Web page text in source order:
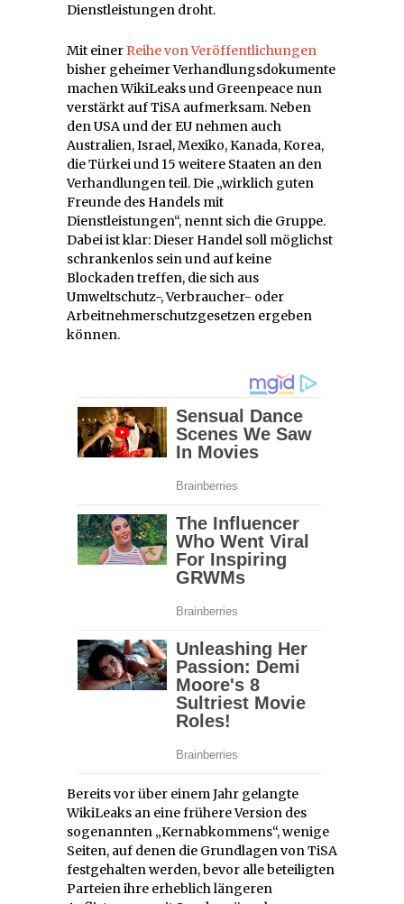
Dienstleistungen droht.
Mit einer Reihe von Veröffentlichungen
bisher geheimer Verhandlungsdokumente
machen WikiLeaks und Greenpeace nun
verstärkt auf TiSA aufmerksam. Neben
den USA und der EU nehmen auch
Australien, Israel, Mexiko, Kanada, Korea,
die Türkei und 15 weitere Staaten an den
Verhandlungen teil. Die „wirklich guten
Freunde des Handels mit
Dienstleistungen“, nennt sich die Gruppe.
Dabei ist klar: Dieser Handel soll möglichst
schrankenlos sein und auf keine
Blockaden treffen, die sich aus
Umweltschutz-, Verbraucher- oder
Arbeitnehmerschutzgesetzen ergeben
können.
Bereits vor über einem Jahr gelangte
WikiLeaks an eine frühere Version des
sogenannten „Kernabkommens“, wenige
Seiten, auf denen die Grundlagen von TiSA
festgehalten werden, bevor alle beteiligten
Parteien ihre erheblich längeren